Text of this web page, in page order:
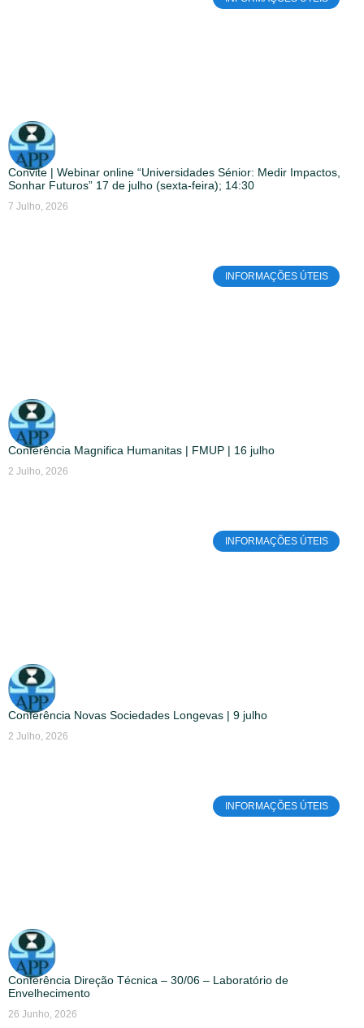
Convite | Webinar online “Universidades Sénior: Medir Impactos,
Sonhar Futuros” 17 de julho (sexta-feira); 14:30
7 Julho, 2026
INFORMAÇÕES ÚTEIS
Conferência Magnifica Humanitas | FMUP | 16 julho
2 Julho, 2026
INFORMAÇÕES ÚTEIS
Conferência Novas Sociedades Longevas | 9 julho
2 Julho, 2026
INFORMAÇÕES ÚTEIS
Conferência Direção Técnica – 30/06 – Laboratório de
Envelhecimento
26 Junho, 2026